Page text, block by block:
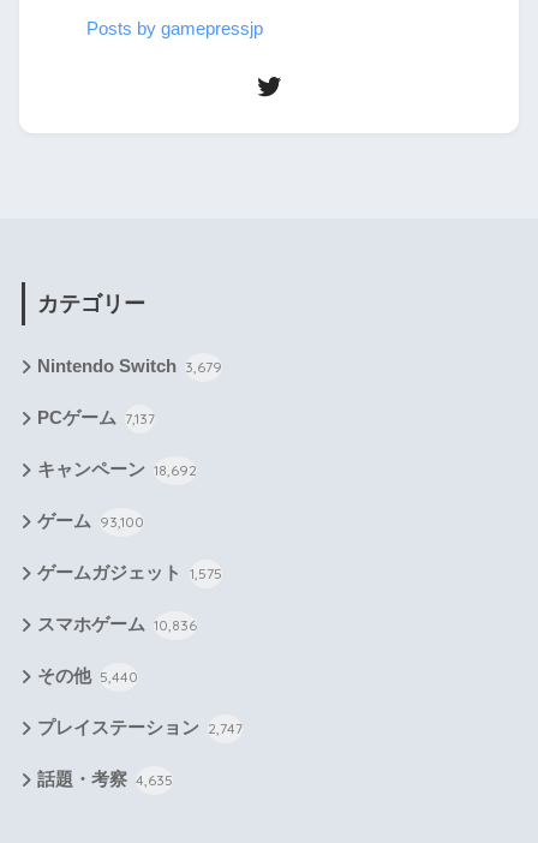
Posts by gamepressjp
カテゴリー
Nintendo Switch 3,679
PCゲーム 7,137
キャンペーン 18,692
ゲーム 93,100
ゲームガジェット 1,575
スマホゲーム 10,836
その他 5,440
プレイステーション 2,747
話題・考察 4,635